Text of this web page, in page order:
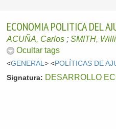
ECONOMIA POLITICA DEL
ACUÑA, Carlos ;SMITH,
Ocultar tags
<GENERAL> <POLÍTICAS DE
Signatura: DESARROLLO